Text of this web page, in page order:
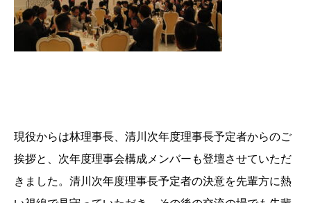
現役からは林理事長、清川次年度理事長予定者からのご
挨拶と、次年度理事会構成メンバーも登壇させていただ
きました。清川次年度理事長予定者の決意を先輩方に熱